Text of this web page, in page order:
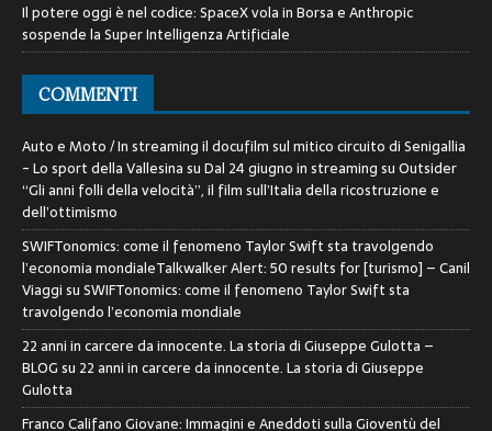
Il potere oggi è nel codice: SpaceX vola in Borsa e Anthropic
sospende la Super Intelligenza Artificiale
COMMENTI
Auto e Moto / In streaming il docufilm sul mitico circuito di Senigallia
- Lo sport della VallesinasuDal 24 giugno in streaming su Outsider
“Gli anni folli della velocità”, il film sull’Italia della ricostruzione e
dell’ottimismo
SWIFTonomics: come il fenomeno Taylor Swift sta travolgendo
l’economia mondialeTalkwalker Alert: 50 results for [turismo] – Canil
ViaggisuSWIFTonomics: come il fenomeno Taylor Swift sta
travolgendo l’economia mondiale
22 anni in carcere da innocente. La storia di Giuseppe Gulotta –
BLOGsu 22 anni in carcere da innocente. La storia di Giuseppe
Gulotta
Franco Califano Giovane: Immagini e Aneddoti sulla Gioventù del